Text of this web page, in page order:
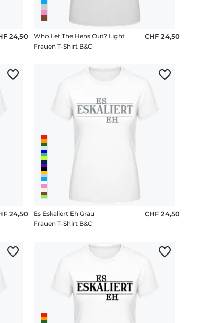
24,50
Who Let The Hens Out? Light
Frauen T-Shirt B&C
CHF 24,50
24,50
Es Eskaliert Eh Grau
Frauen T-Shirt B&C
CHF 24,50